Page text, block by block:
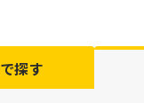
で探す